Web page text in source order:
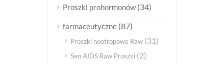
Proszki prohormonów(34)
farmaceutyczne (87)
Proszki nootropowe Raw (31)
Sen AIDS Raw Proszki (2)